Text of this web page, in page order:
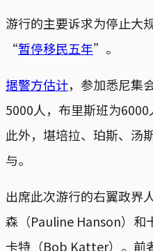
游行的主要诉求为停止大
“暂停移民五年”。
据警方估计，参加悉尼集
5000人，布里斯班为6000
此外，堪培拉、珀斯、汤
与。
出席此次游行的右翼政界
森（Pauline Hanson）和
卡特（Bob Katter）。前